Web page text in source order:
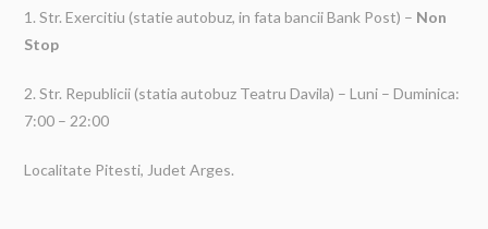
1. Str. Exercitiu (statie autobuz, in fata bancii Bank Post) – Non
Stop
2. Str. Republicii (statia autobuz Teatru Davila) – Luni – Duminica:
7:00 – 22:00
Localitate Pitesti, Judet Arges.